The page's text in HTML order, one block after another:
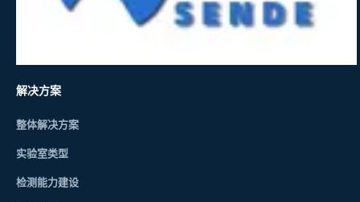
解决方案
整体解决方案
实验室类型
检测能力建设